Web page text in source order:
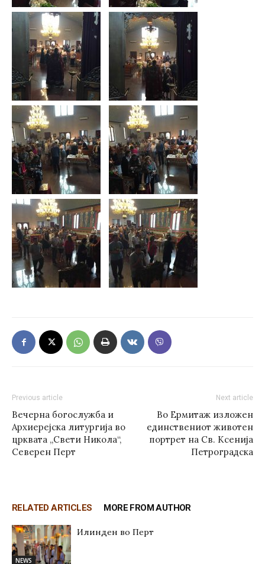
Previous article
Вечерна богослужба и
Архиерејска литургија во
црквата „Свети Никола“,
Северен Перт
Next article
Во Ермитаж изложен
единствениот животен
портрет на Св. Ксенија
Петроградска
RELATED ARTICLES MORE FROM AUTHOR
NEWS
Илинден во Перт